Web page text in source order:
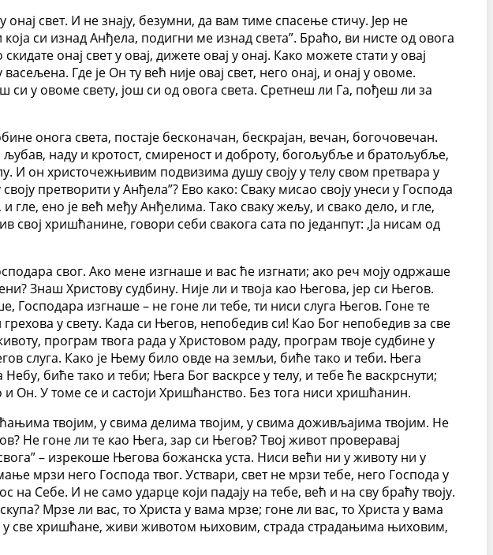
свет. И не знају, безумни, да вам тиме спасење стичу. Јер не
си изнад Анђела, подигни ме изнад света”. Браћо, ви нисте од овога
онај свет у овај, дижете овај у онај. Како можете стати у овај
Где је Он ту већ није овај свет, него онај, и онај у овоме.
у овоме свету, још си од овога света. Сретнеш ли Га, пођеш ли за
онога света, постаје бесконачан, бескрајан, вечан, богочовечан.
љубав, наду и кротост, смиреност и доброту, богољубље и братољубље,
И он христочежњивим подвизима душу своју у телу свом претвара у
претворити у Анђела”? Ево како: Сваку мисао своју унеси у Господа
гле, ено је већ међу Анђелима. Тако сваку жељу, и свако дело, и гле,
хришћанине, говори себи свакога сата по једанпут: ,Ја нисам од
свог. Ако мене изгнаше и вас ће изгнати; ако реч моју одржаше
Знаш Христову судбину. Није ли и твоја као Његова, јер си Његов.
Господара изгнаше – не гоне ли тебе, ти ниси слуга Његов. Гоне те
у свету. Када си Његов, непобедив си! Као Бог непобедив за све
програм твога рада у Христовом раду, програм твоје судбине у
слуга. Како је Њему било овде на земљи, биће тако и теби. Њега
биће тако и теби; Њега Бог васкрсе у телу, и тебе ће васкрснути;
Он. У томе се и састоји Хришћанство. Без тога ниси хришћанин.
твојим, у свима делима твојим, у свима доживљајима твојим. Не
Не гоне ли те као Њега, зар си Његов? Твој живот проверавај
– изрекоше Његова божанска уста. Ниси већи ни у животу ни у
мрзи него Господа твог. Уствари, свет не мрзи тебе, него Господа у
на Себе. И не само ударце који падају на тебе, већ и на сву браћу твоју.
Мрзе ли вас, то Христа у вама мрзе; гоне ли вас, то Христа у вама
у све хришћане, живи животом њиховим, страда страдањима њиховим,